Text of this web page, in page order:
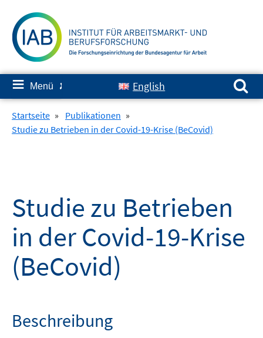
zum
Inhalt
≡ Menü ✘ English
Suchen nach:
Startseite » Publikationen »
Studie zu Betrieben in der Covid-19-Krise (BeCovid)
Studie zu Betrieben
in der Covid-19-Krise
(BeCovid)
Beschreibung